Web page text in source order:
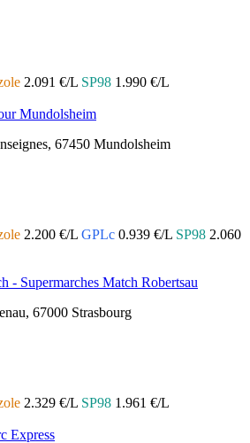
2.091 €/L SP98 1.990 €/L
Mundolsheim
67450 Mundolsheim
2.200 €/L GPLc 0.939 €/L SP98 2.060
- Supermarches Match Robertsau
67000 Strasbourg
2.329 €/L SP98 1.961 €/L
Express